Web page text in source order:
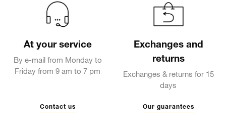
At your service
By e-mail from Monday to
Friday from 9 am to 7 pm
Contact us
Exchanges and
returns
Exchanges & returns for 15
days
Our guarantees